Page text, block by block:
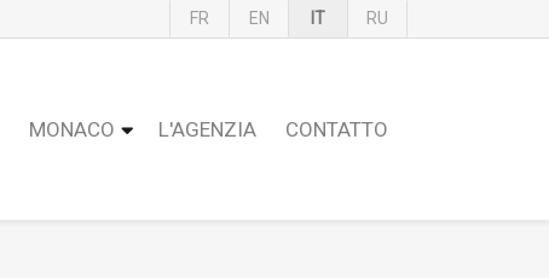
FR EN IT RU
MONACO L'AGENZIA CONTATTO